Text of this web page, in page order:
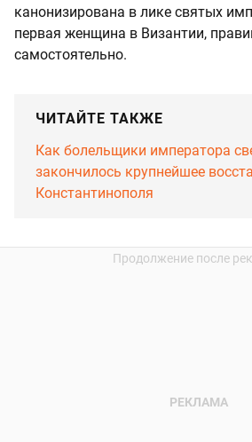
канонизирована в лике святых
первая женщина в Византии,
самостоятельно.
ЧИТАЙТЕ ТАКЖЕ
Как болельщики императора
закончилось крупнейшее
Константинополя